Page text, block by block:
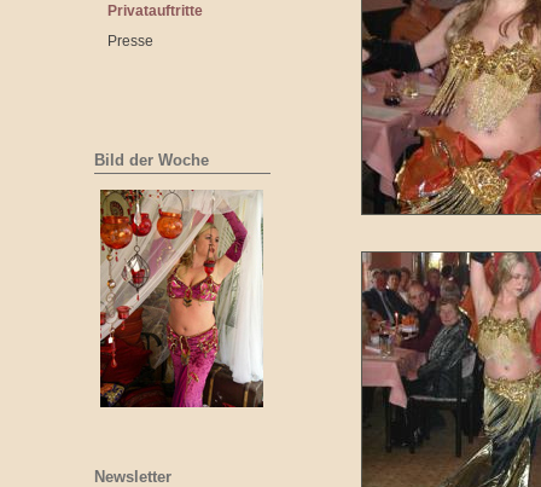
Privatauftritte
Presse
Bild der Woche
Newsletter